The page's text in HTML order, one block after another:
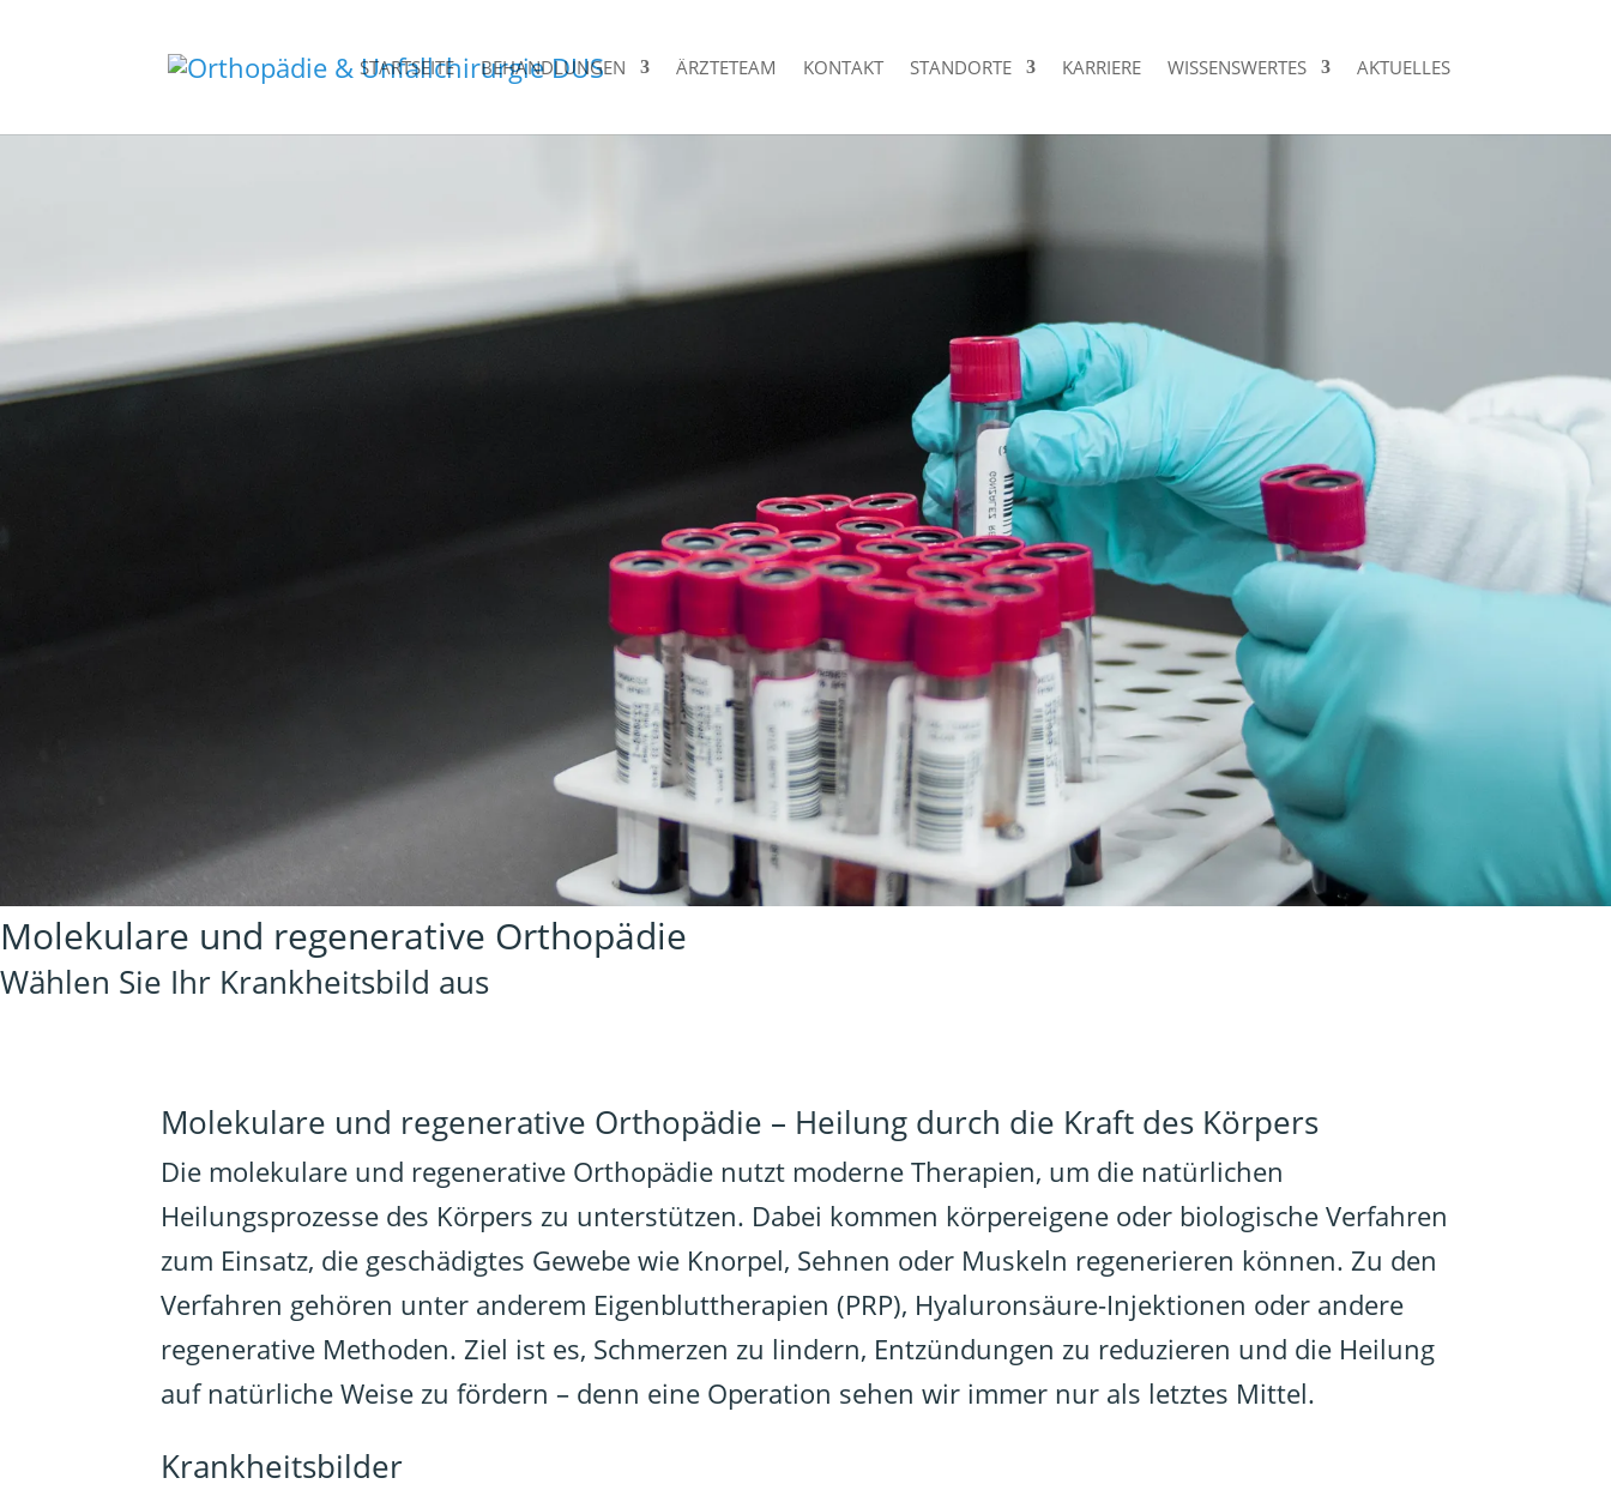
STARTSEITE BEHANDLUNGEN ÄRZTETEAM KONTAKT STANDORTE KARRIERE WISSENSWERTES AKTUELLES
Molekulare und regenerative Orthopädie
Wählen Sie Ihr Krankheitsbild aus
Molekulare und regenerative Orthopädie – Heilung durch die Kraft des Körpers
Die molekulare und regenerative Orthopädie nutzt moderne Therapien, um die natürlichen
Heilungsprozesse des Körpers zu unterstützen. Dabei kommen körpereigene oder biologische Verfahren
zum Einsatz, die geschädigtes Gewebe wie Knorpel, Sehnen oder Muskeln regenerieren können. Zu den
Verfahren gehören unter anderem Eigenbluttherapien (PRP), Hyaluronsäure-Injektionen oder andere
regenerative Methoden. Ziel ist es, Schmerzen zu lindern, Entzündungen zu reduzieren und die Heilung
auf natürliche Weise zu fördern – denn eine Operation sehen wir immer nur als letztes Mittel.
Krankheitsbilder